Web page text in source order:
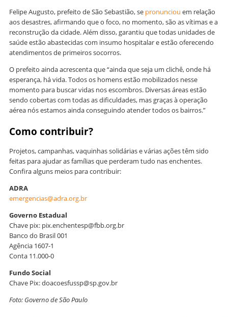
Felipe Augusto, prefeito de São Sebastião, se pronunciou em relação
aos desastres, afirmando que o foco, no momento, são as vítimas e a
reconstrução da cidade. Além disso, garantiu que todas unidades de
saúde estão abastecidas com insumo hospitalar e estão oferecendo
atendimentos de primeiros socorros.
O prefeito ainda acrescenta que “ainda que seja um clichê, onde há
esperança, há vida. Todos os homens estão mobilizados nesse
momento para buscar vidas nos escombros. Diversas áreas estão
sendo cobertas com todas as dificuldades, mas graças à operação
aérea nós estamos ainda conseguindo atender todos os bairros.”
Como contribuir?
Projetos, campanhas, vaquinhas solidárias e várias ações têm sido
feitas para ajudar as famílias que perderam tudo nas enchentes.
Confira alguns meios para contribuir:
ADRA
emergencias@adra.org.br
Governo Estadual
Chave pix: pix.enchentesp@fbb.org.br
Banco do Brasil 001
Agência 1607-1
Conta 11.000-0
Fundo Social
Chave Pix: doacoesfussp@sp.gov.br
Foto: Governo de São Paulo